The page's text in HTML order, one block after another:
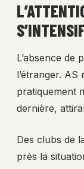
L’absence de
l’étranger.
pratiquement
dernière,
Des clubs de
près la